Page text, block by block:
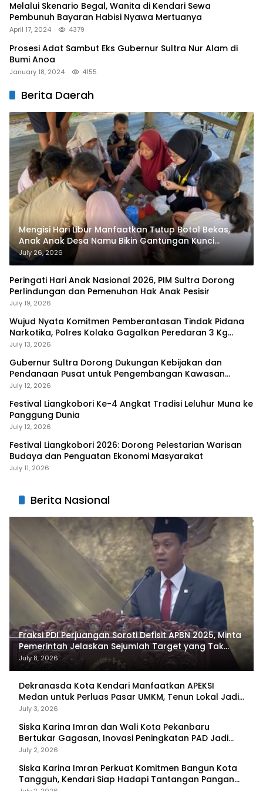
Melalui Skenario Begal, Wanita di Kendari Sewa
Pembunuh Bayaran Habisi Nyawa Mertuanya
April 17, 2024 4379
Prosesi Adat Sambut Eks Gubernur Sultra Nur Alam di
Bumi Anoa
January 18, 2024 4155
Berita Daerah
Mengisi Hari Libur Manfaatkan Tutup Botol Bekas,
Anak Anak Desa Namu Bikin Gantungan Kunci
Bernilai Ekonomi
July 26, 2026
Peringati Hari Anak Nasional 2026, PIM Sultra Dorong
Perlindungan dan Pemenuhan Hak Anak Pesisir
July 19, 2026
Wujud Nyata Komitmen Pemberantasan Tindak Pidana
Narkotika, Polres Kolaka Gagalkan Peredaran 3 Kg
Sabu-Sabu
July 13, 2026
Gubernur Sultra Dorong Dukungan Kebijakan dan
Pendanaan Pusat untuk Pengembangan Kawasan
Liangkobhori
July 12, 2026
Festival Liangkobori Ke-4 Angkat Tradisi Leluhur Muna ke
Panggung Dunia
July 12, 2026
Festival Liangkobori 2026: Dorong Pelestarian Warisan
Budaya dan Penguatan Ekonomi Masyarakat
July 11, 2026
Berita Nasional
Fraksi PDI Perjuangan Soroti Defisit APBN 2025, Minta
Pemerintah Jelaskan Sejumlah Target yang Tak
Tercapai
July 8, 2026
Dekranasda Kota Kendari Manfaatkan APEKSI
Medan untuk Perluas Pasar UMKM, Tenun Lokal Jadi
Primadona
July 3, 2026
Siska Karina Imran dan Wali Kota Pekanbaru
Bertukar Gagasan, Inovasi Peningkatan PAD Jadi
Fokus Diskusi
July 2, 2026
Siska Karina Imran Perkuat Komitmen Bangun Kota
Tangguh, Kendari Siap Hadapi Tantangan Pangan